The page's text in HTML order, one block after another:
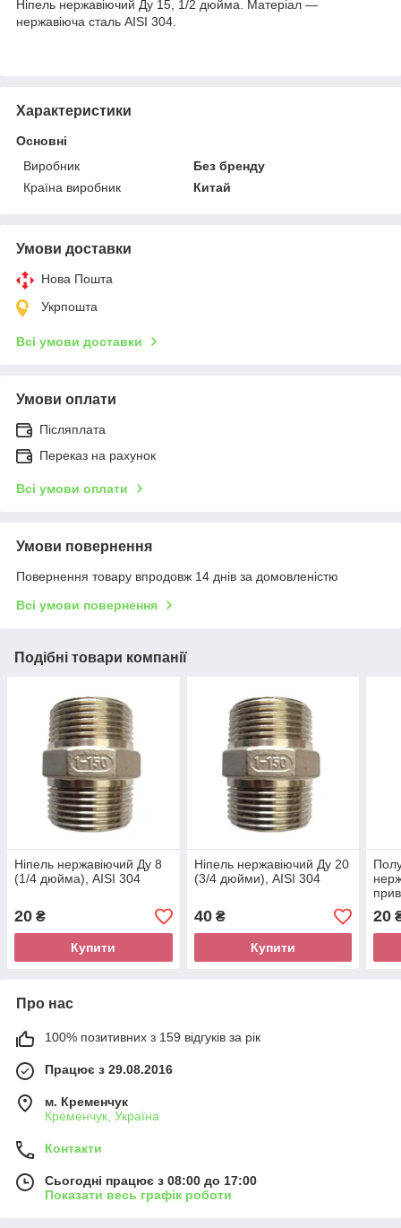
Ніпель нержавіючий Ду 15, 1/2 дюйма. Матеріал —
нержавіюча сталь AISI 304.
Характеристики
Основні
Виробник
Без бренду
Країна виробник
Китай
Умови доставки
Нова Пошта
Укрпошта
Всі умови доставки
Умови оплати
Післяплата
Переказ на рахунок
Всі умови оплати
Умови повернення
Повернення товару впродовж 14 днів за домовленістю
Всі умови повернення
Подібні товари компанії
Ніпель нержавіючий Ду 8
(1/4 дюйма), AISI 304
20 ₴
Купити
Ніпель нержавіючий Ду 20
(3/4 дюйми), AISI 304
40₴
Купити
20
Про нас
100% позитивних з 159 відгуків за рік
Працює з 29.08.2016
м. Кременчук
Кременчук, Україна
Контакти
Сьогодні працює з 08:00 до 17:00
Показати весь графік роботи